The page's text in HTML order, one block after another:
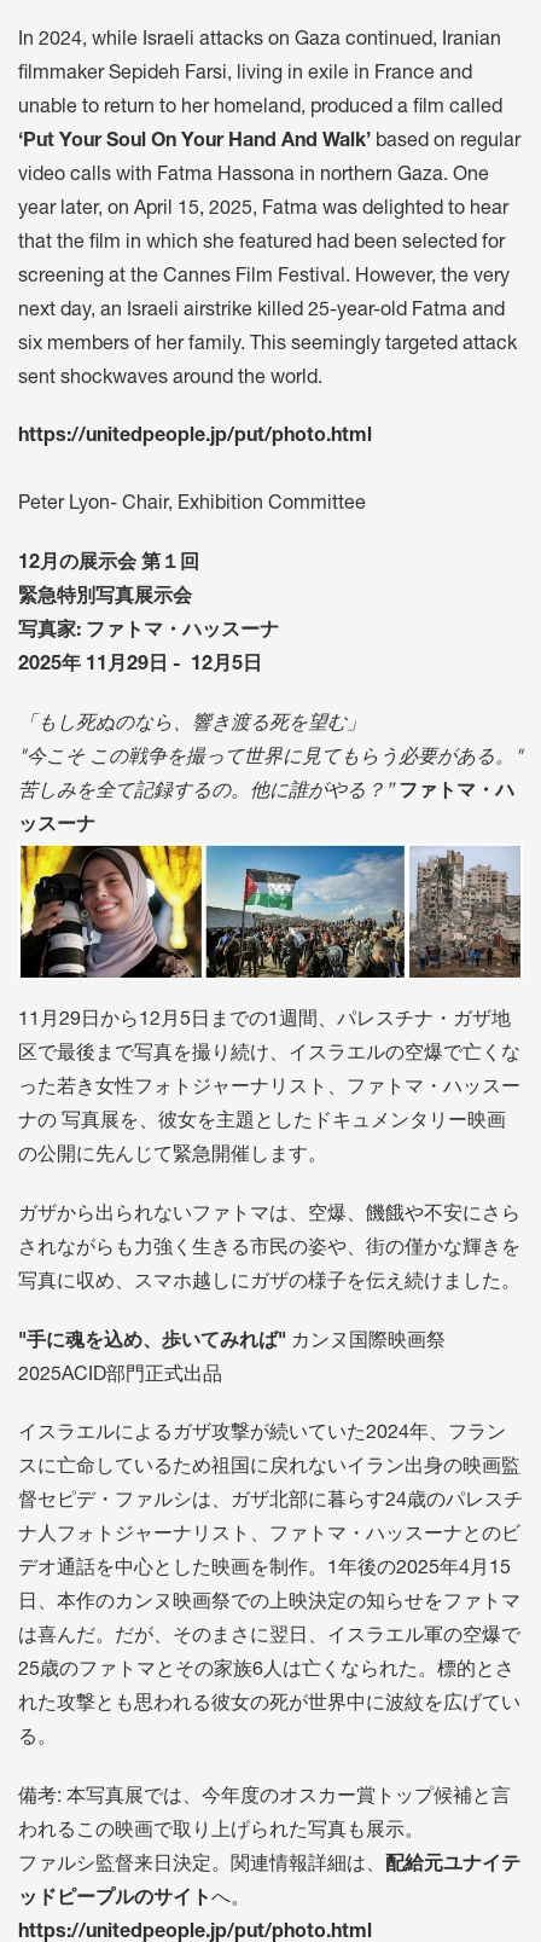
In 2024, while Israeli attacks on Gaza continued, Iranian
filmmaker Sepideh Farsi, living in exile in France and
unable to return to her homeland, produced a film called
‘Put Your Soul On Your Hand And Walk’ based on regular
video calls with Fatma Hassona in northern Gaza. One
year later, on April 15, 2025, Fatma was delighted to hear
that the film in which she featured had been selected for
screening at the Cannes Film Festival. However, the very
next day, an Israeli airstrike killed 25-year-old Fatma and
six members of her family. This seemingly targeted attack
sent shockwaves around the world.
https://unitedpeople.jp/put/photo.html
Peter Lyon- Chair, Exhibition Committee
12月の展示会 第１回
緊急特別写真展示会
写真家: ファトマ・ハッスーナ
2025年 11月29日 - 12月5日
「もし死ぬのなら、響き渡る死を望む」
"今こそ この戦争を撮って世界に見てもらう必要がある。"
苦しみを全て記録するの。他に誰がやる？” ファトマ・ハ
ッスーナ
11月29日から12月5日までの1週間、パレスチナ・ガザ地
区で最後まで写真を撮り続け、イスラエルの空爆で亡くな
った若き女性フォトジャーナリスト、ファトマ・ハッスー
ナの 写真展を、彼女を主題としたドキュメンタリー映画
の公開に先んじて緊急開催します。
ガザから出られないファトマは、空爆、饑餓や不安にさら
されながらも力強く生きる市民の姿や、街の僅かな輝きを
写真に収め、スマホ越しにガザの様子を伝え続けました。
"手に魂を込め、歩いてみれば" カンヌ国際映画祭
2025ACID部門正式出品
イスラエルによるガザ攻撃が続いていた2024年、フラン
スに亡命しているため祖国に戻れないイラン出身の映画監
督セピデ・ファルシは、ガザ北部に暮らす24歳のパレスチ
ナ人フォトジャーナリスト、ファトマ・ハッスーナとのビ
デオ通話を中心とした映画を制作。1年後の2025年4月15
日、本作のカンヌ映画祭での上映決定の知らせをファトマ
は喜んだ。だが、そのまさに翌日、イスラエル軍の空爆で
25歳のファトマとその家族6人は亡くなられた。標的とさ
れた攻撃とも思われる彼女の死が世界中に波紋を広げてい
る。
備考: 本写真展では、今年度のオスカー賞トップ候補と言
われるこの映画で取り上げられた写真も展示。
ファルシ監督来日決定。関連情報詳細は、
配給元ユナイテ
ッドピープルのサイトへ。
https://unitedpeople.jp/put/photo.html